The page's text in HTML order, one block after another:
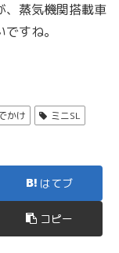
、蒸気機関搭載車
すね。
かけ ミニSL
はてブ
コピー